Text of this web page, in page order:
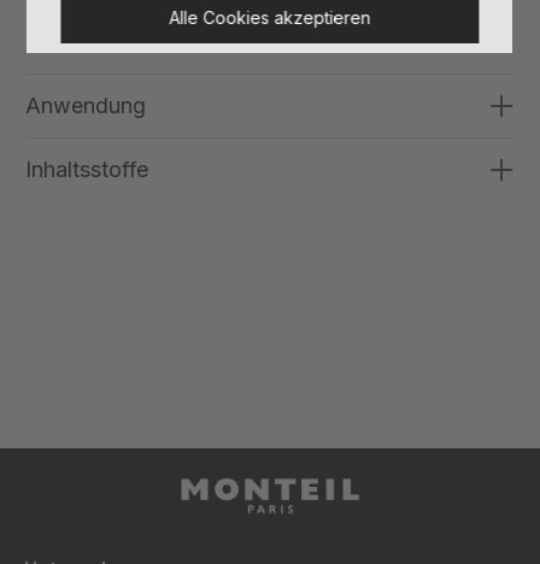
Spezialpflege:
Ampullen
Anwendung
Inhaltsstoffe
Alle Cookies akzeptieren